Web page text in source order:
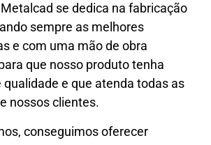
se dedica na fabricação
sempre as melhores
e com uma mão de obra
que nosso produto tenha
e que atenda todas as
nossos clientes.
conseguimos oferecer